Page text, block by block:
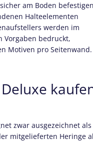
am Boden
Halteelementen
werden im
Vorgaben bedruckt,
Motiven pro Seitenwand.
zwar ausgezeichnet
mitgelieferten Heringe